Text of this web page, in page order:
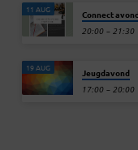
11 AUG Connect
20:00 – 21:30
19 AUG Jeugdavond
17:00 – 20:00